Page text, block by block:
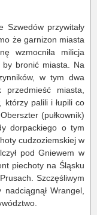
Szwedów przywitały
że garnizon miasta
wzmocniła milicja
by bronić miasta. Na
w tym dwa
miasta,
którzy palili i łupili co
(pułkownik)
dorpackiego o tym
cudzoziemskiej w
pod Gniewem w
piechoty na Śląsku
Szczęśliwym
Wrangel,